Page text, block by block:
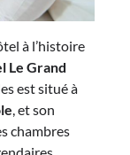
à l’histoire
Le Grand
est situé à
, et son
chambres